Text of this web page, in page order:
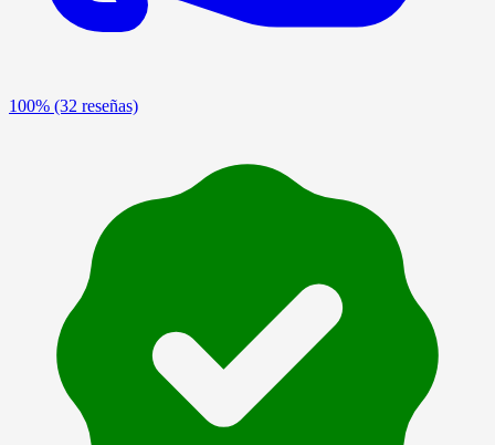
100% (32 reseñas)